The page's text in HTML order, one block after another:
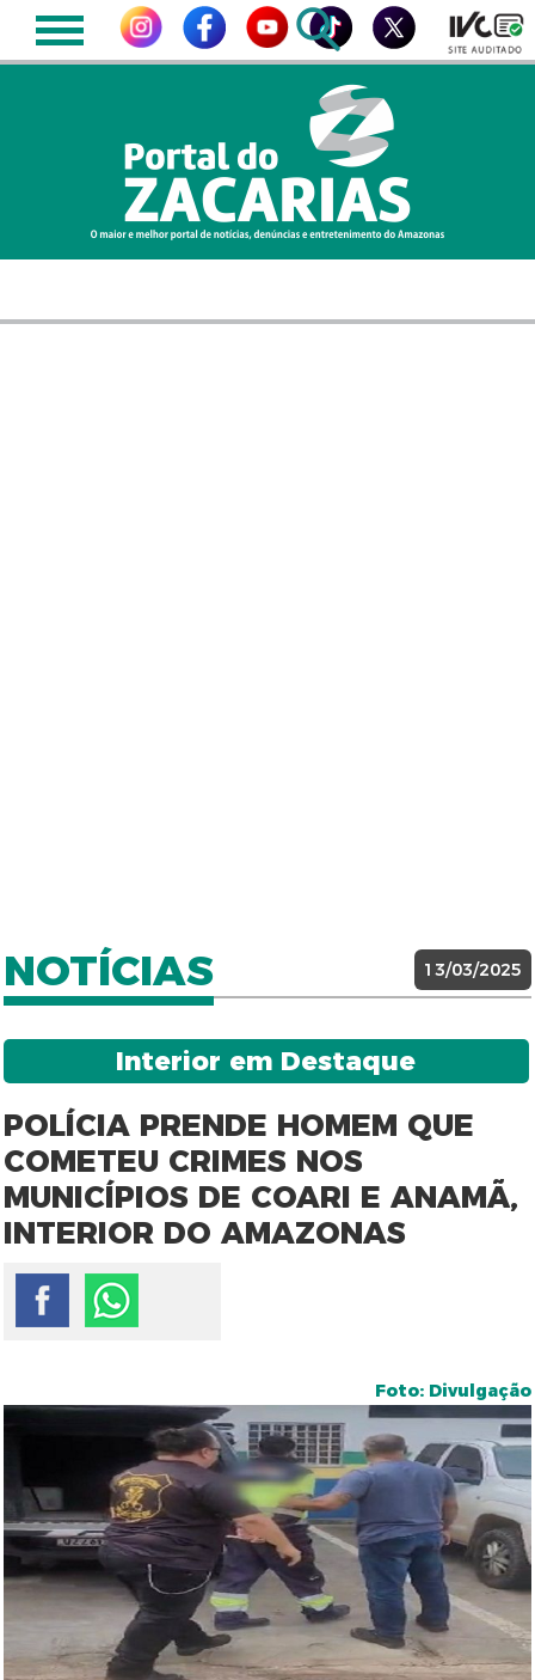
NOTÍCIAS 13/03/2025
Interior em Destaque
POLÍCIA PRENDE HOMEM QUE
COMETEU CRIMES NOS
MUNICÍPIOS DE COARI E ANAMÃ,
INTERIOR DO AMAZONAS
Foto: Divulgação